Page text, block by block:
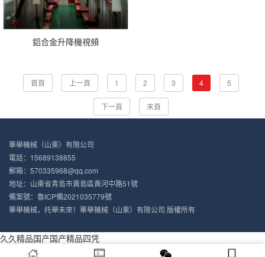
鋁合金升降機視頻
首頁 上一頁 1 2 3 4 5
下一頁 末頁
華舉機械（山東）有限公司
電話：15689138855
郵箱：570335968@qq.com
地址：山東省青島市黃島區黃河中路51號
備案號： 魯ICP備2021035779號
華舉機械，托舉未來！華舉機械（山東）有限公司 版權所有
久久精品国产国产精品四凭